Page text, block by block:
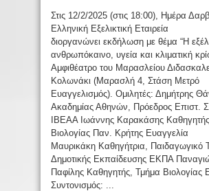
Στις 12/2/2025 (στις 18:00), Ημέρα
Ελληνική Εξελικτική Εταιρεία
διοργανώνει εκδήλωση με θέμα “Η
ανθρωπόκαινο, υγεία και κλιματική
Αμφιθέατρο του Μαρασλείου
Κολωνάκι (Μαρασλή 4, Στάση Μετρό
Ευαγγελισμός). Ομιλητές: Δημήτρης
Ακαδημίας Αθηνών, Πρόεδρος Επιστ.
ΙΒΕΑΑ Ιωάννης Καρακάσης
Βιολογίας Παν. Κρήτης Ευαγγελία
Μαυρικάκη Καθηγήτρια, Παιδαγωγικό
Δημοτικής Εκπαίδευσης ΕΚΠΑ
Παφίλης Καθηγητής, Τμήμα
Συντονισμός: ...